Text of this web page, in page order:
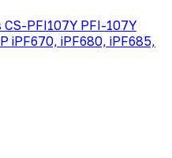
PFI107Y PFI-107Y
iPF670, iPF680, iPF685,